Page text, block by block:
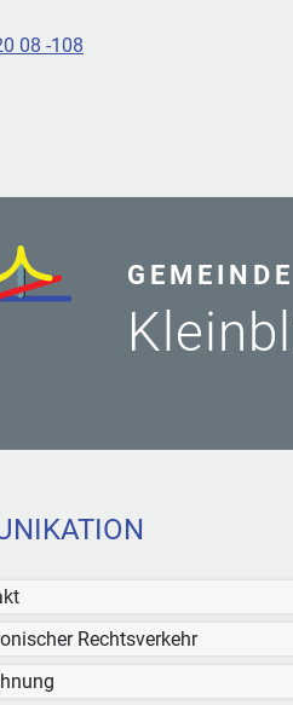
08 -108
GEMEINDE
Rechtsverkehr